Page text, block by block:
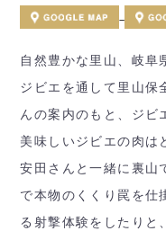
自然豊かな里山、岐阜
ジビエを通して里山保
んの案内のもと、ジビ
美味しいジビエの肉は
安田さんと一緒に裏山
で本物のくくり罠を仕
る射撃体験をしたりと